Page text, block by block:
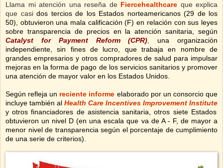
Llama mi atención una reseña de Fiercehealthcare que explica
que casidos tercios de los Estados norteamericanos (29 de los
50), obtuvieron una mala calificación (F) en relación con sus leyes
sobre transparencia de precios en la atención sanitaria, según
Catalyst for Payment
Reform (CPR) ,una organización
independiente, sin fines de lucro, que trabaja en nombre de
grandes empresarios y otros compradores de salud para impulsar
mejoras en la forma de pago de los servicios sanitarios y promover
una atención de mayor valor en los Estados Unidos.
Según refleja un reciente informe elaborado por un consorcio que
incluye también al Health Care Incentives Improvement Institute
y otros financiadores de asistencia sanitaria, otros siete Estados
obtuvieron un nivel D (en una escala que va de A - F, de mayor a
menor nivel de transparencia según el porcentaje de cumplimiento
de una serie de criterios).